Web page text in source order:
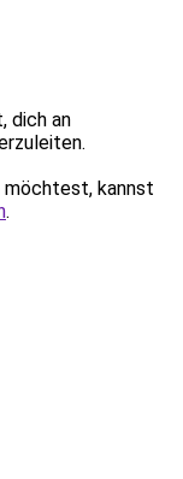
dich an
möchtest, kannst
.